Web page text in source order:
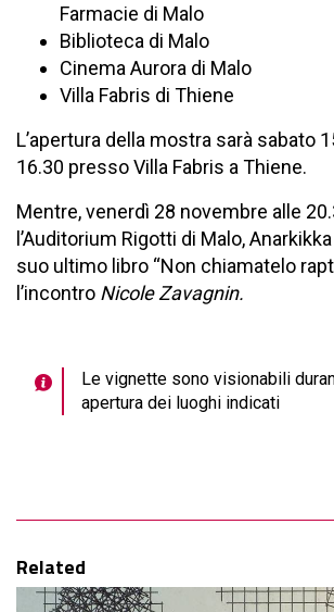
Farmacie di Malo
Biblioteca di Malo
Cinema Aurora di Malo
Villa Fabris di Thiene
L’apertura della mostra sarà sabato
16.30 presso Villa Fabris a Thiene.
Mentre, venerdì 28 novembre alle
l’Auditorium Rigotti di Malo,
suo ultimo libro “Non chiamatelo
l’incontro Nicole Zavagnin.
Le vignette sono visionabili
apertura dei luoghi indicati
Related